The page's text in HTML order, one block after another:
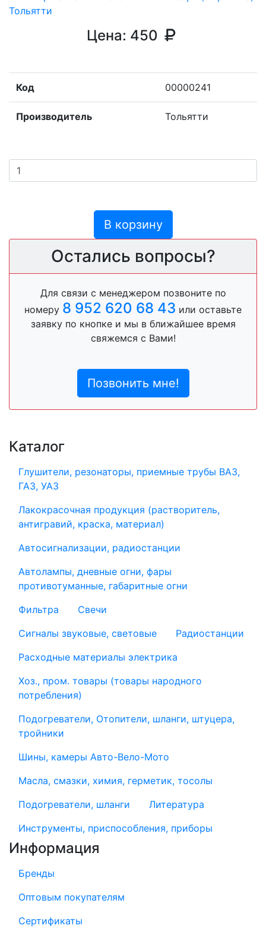
Цена: 450
Код 00000241
Производитель Тольятти
В корзину
Остались вопросы?
Для связи с менеджером позвоните по
номеру 8 952 620 68 43 или оставьте
заявку по кнопке и мы в ближайшее время
свяжемся с Вами!
Позвонить мне!
Каталог
Глушители, резонаторы, приемные трубы ВАЗ,
ГАЗ, УАЗ
Лакокрасочная продукция (растворитель,
антигравий, краска, материал)
Автосигнализации, радиостанции
Автолампы, дневные огни, фары
противотуманные, габаритные огни
Фильтра
Свечи
Сигналы звуковые, световые
Радиостанции
Расходные материалы электрика
Хоз., пром. товары (товары народного
потребления)
Подогреватели, Отопители, шланги, штуцера,
тройники
Шины, камеры Авто-Вело-Мото
Масла, смазки, химия, герметик, тосолы
Подогреватели, шланги
Литература
Инструменты, приспособления, приборы
Информация
Бренды
Оптовым покупателям
Сертификаты